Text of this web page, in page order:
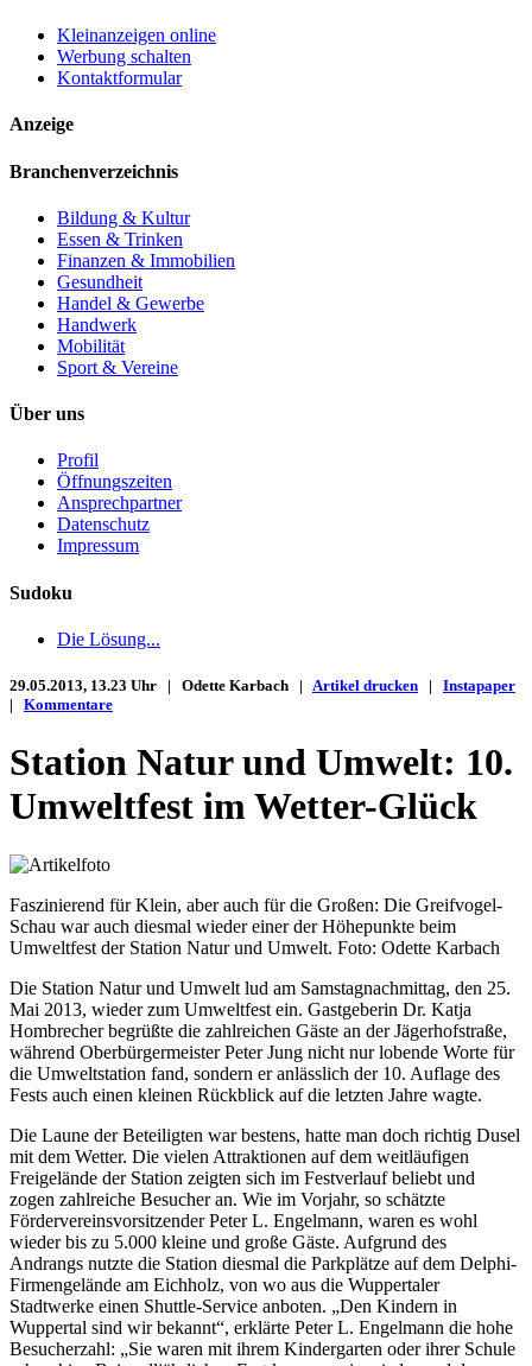
Kleinanzeigen online
Werbung schalten
Kontaktformular
Anzeige
Branchenverzeichnis
Bildung & Kultur
Essen & Trinken
Finanzen & Immobilien
Gesundheit
Handel & Gewerbe
Handwerk
Mobilität
Sport & Vereine
Über uns
Profil
Öffnungszeiten
Ansprechpartner
Datenschutz
Impressum
Sudoku
Die Lösung...
29.05.2013, 13.23 Uhr | Odette Karbach | Artikel drucken | Instapaper
| Kommentare
Station Natur und Umwelt: 10.
Umweltfest im Wetter-Glück
Faszinierend für Klein, aber auch für die Großen: Die Greifvogel-
Schau war auch diesmal wieder einer der Höhepunkte beim
Umweltfest der Station Natur und Umwelt. Foto: Odette Karbach
Die Station Natur und Umwelt lud am Samstagnachmittag, den 25.
Mai 2013, wieder zum Umweltfest ein. Gastgeberin Dr. Katja
Hombrecher begrüßte die zahlreichen Gäste an der Jägerhofstraße,
während Oberbürgermeister Peter Jung nicht nur lobende Worte für
die Umweltstation fand, sondern er anlässlich der 10. Auflage des
Fests auch einen kleinen Rückblick auf die letzten Jahre wagte.
Die Laune der Beteiligten war bestens, hatte man doch richtig Dusel
mit dem Wetter. Die vielen Attraktionen auf dem weitläufigen
Freigelände der Station zeigten sich im Festverlauf beliebt und
zogen zahlreiche Besucher an. Wie im Vorjahr, so schätzte
Fördervereinsvorsitzender Peter L. Engelmann, waren es wohl
wieder bis zu 5.000 kleine und große Gäste. Aufgrund des
Andrangs nutzte die Station diesmal die Parkplätze auf dem Delphi-
Firmengelände am Eichholz, von wo aus die Wuppertaler
Stadtwerke einen Shuttle-Service anboten. „Den Kindern in
Wuppertal sind wir bekannt“, erklärte Peter L. Engelmann die hohe
Besucherzahl: „Sie waren mit ihrem Kindergarten oder ihrer Schule